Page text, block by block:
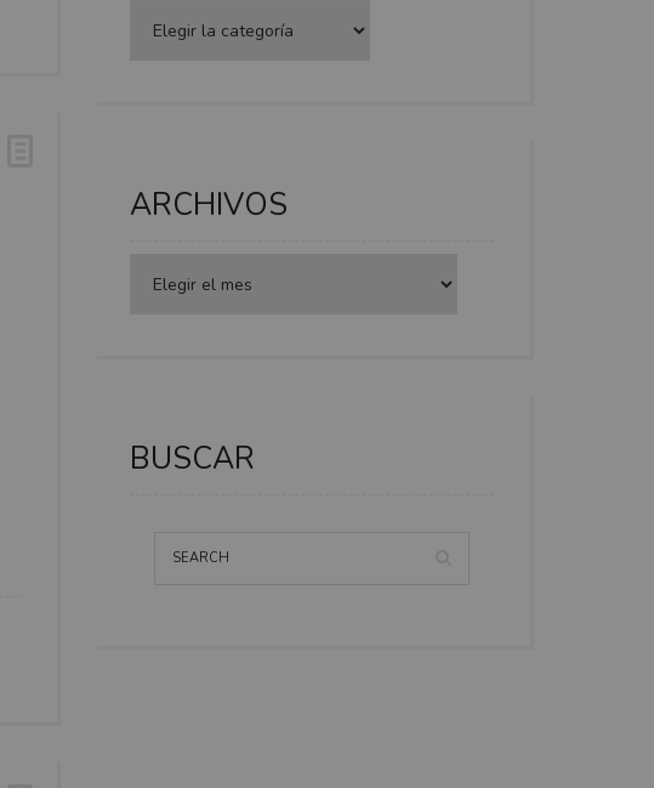
ARCHIVOS
BUSCAR